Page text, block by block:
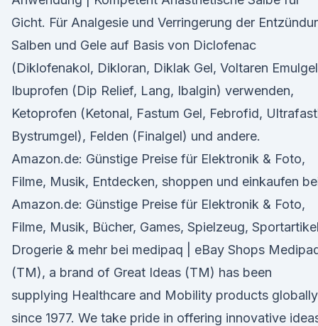
Gicht. Für Analgesie und Verringerung der
Salben und Gele auf Basis von Diclofenac
(Diklofenakol, Dikloran, Diklak Gel, Voltaren
Ibuprofen (Dip Relief, Lang, Ibalgin) verwenden,
Ketoprofen (Ketonal, Fastum Gel, Febrofid,
Bystrumgel), Felden (Finalgel) und andere.
Amazon.de: Günstige Preise für Elektronik & Foto,
Filme, Musik, Entdecken, shoppen und einkaufen
Amazon.de: Günstige Preise für Elektronik & Foto,
Filme, Musik, Bücher, Games, Spielzeug,
Drogerie & mehr bei medipaq | eBay Shops
(TM), a brand of Great Ideas (TM) has been
supplying Healthcare and Mobility products globally
since 1977. We take pride in offering innovative